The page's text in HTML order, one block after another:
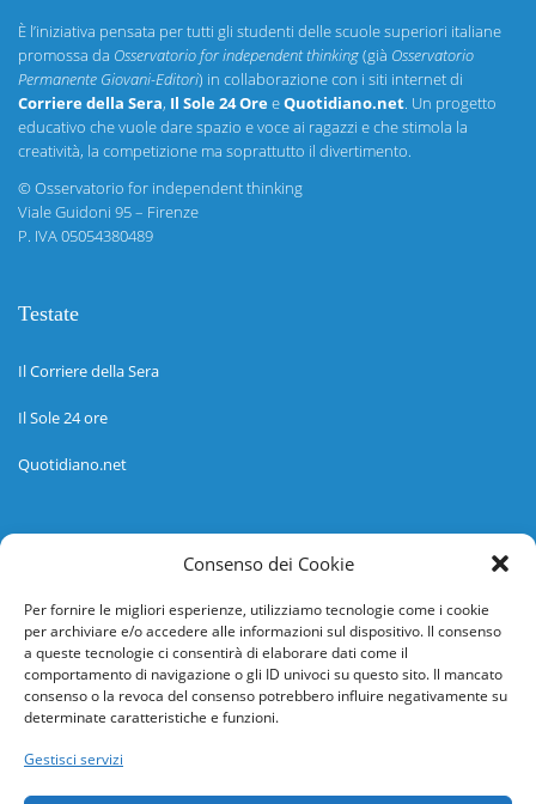
Consenso dei Cookie
Per fornire le migliori esperienze, utilizziamo tecnologie come i cookie
per archiviare e/o accedere alle informazioni sul dispositivo. Il consenso
a queste tecnologie ci consentirà di elaborare dati come il
comportamento di navigazione o gli ID univoci su questo sito. Il mancato
consenso o la revoca del consenso potrebbero influire negativamente su
determinate caratteristiche e funzioni.
Gestisci servizi
È l’iniziativa pensata per tutti gli studenti delle scuole superiori italiane
promossa da Osservatorio for independent thinking(già Osservatorio
Permanente Giovani-Editori) in collaborazione con i siti internet di
Corriere della Sera, Il Sole 24 OreeQuotidiano.net. Un progetto
educativo che vuole dare spazio e voce ai ragazzi e che stimola la
creatività, la competizione ma soprattutto il divertimento.
©Osservatorio for independent thinking
Viale Guidoni 95 – Firenze
P. IVA 05054380489
Testate
Il Corriere della Sera
Il Sole 24 ore
Quotidiano.net
Informazioni
Help desk
Guida rapida